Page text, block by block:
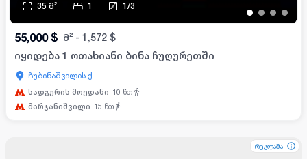
• • • •
35 მ² 1 1/3
55,000 $ მ² - 1,572 $
იყიდება 1 ოთახიანი ბინა ჩუღურეთში
ჩუბინაშვილის ქ.
სადგურის მოედანი 10 წთ
მარჯანიშვილი 15 წთ
რეკლამა
რეკლამა
რეკლამა